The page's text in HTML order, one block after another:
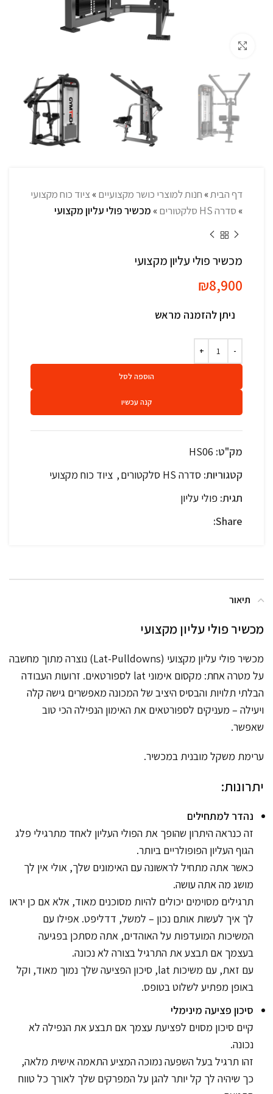
דף הבית» חנות למוצרי כושר מקצועיים» ציוד כוח מקצועי
» סדרה HS סלקטורים » מכשיר פולי עליון מקצועי
מכשיר פולי עליון מקצועי
₪8,900
ניתן להזמנה מראש
הוספה לסל
קנה עכשיו
מק"ט: HS06
קטגוריות: סדרה HS סלקטורים , ציוד כוח מקצועי
תגית: פולי עליון
Share:
תיאור
מכשיר פולי עליון מקצועי
מכשיר פולי עליון מקצועי (Lat-Pulldowns) נוצרה מתוך מחשבה
על מטרה אחת: מקסום אימוני lat לספורטאים. זרועות העבודה
הבלתי תלויות והבסיס היציב של המכונה מאפשרים גישה קלה
ויעילה – מעניקים לספורטאים את האימון הנפילה הכי טוב
שאפשר.
ערימת משקל מובנית במכשיר.
יתרונות:
נהדר למתחילים
זה כנראה היתרון שהופך את הפולי העליון לאחד מתרגילי פלג
הגוף העליון הפופולריים ביותר.
כאשר אתה מתחיל לראשונה עם האימונים שלך, אולי אין לך
מושג מה אתה עושה.
תרגילים מסוימים יכולים להיות מסוכנים מאוד, אלא אם כן יראו
לך איך לעשות אותם נכון – למשל, דדליפט. אפילו עם
המשיכות המועדפות על האוהדים, אתה מסתכן בפגיעה
בעצמך אם תבצע את התרגיל בצורה לא נכונה.
עם זאת, עם משיכות lat, סיכון הפציעה שלך נמוך מאוד, וקל
באופן מפתיע לשלוט בטופס.
סיכון פציעה מינימלי
קיים סיכון מסוים לפציעת עצמך אם תבצע את הנפילה לא
נכונה.
זהו תרגיל בעל השפעה נמוכה המציע התאמה אישית מלאה,
כך שיהיה לך קל יותר להגן על המפרקים שלך לאורך כל טווח